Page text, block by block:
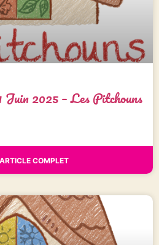
Juin 2025 – Les Pitchouns
COMPLET